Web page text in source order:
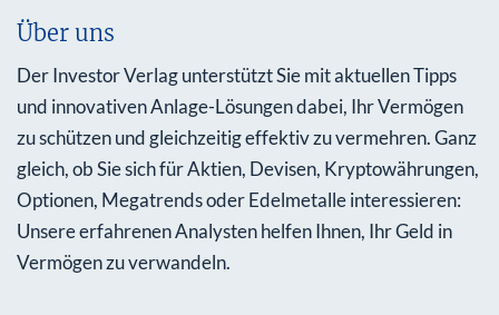
Über uns
Der Investor Verlag unterstützt Sie mit aktuellen Tipps
und innovativen Anlage-Lösungen dabei, Ihr Vermögen
zu schützen und gleichzeitig effektiv zu vermehren. Ganz
gleich, ob Sie sich für Aktien, Devisen, Kryptowährungen,
Optionen, Megatrends oder Edelmetalle interessieren:
Unsere erfahrenen Analysten helfen Ihnen, Ihr Geld in
Vermögen zu verwandeln.